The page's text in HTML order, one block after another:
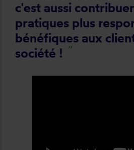
c'est aussi
pratiques plus
bénéfiques aux
société ! ”